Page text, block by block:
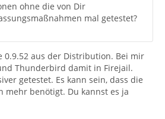
ohne die von Dir
mal getestet?
0.9.52 aus der Distribution. Bei mir
Thunderbird damit in Firejail.
getestet. Es kann sein, dass die
mehr benötigt. Du kannst es ja